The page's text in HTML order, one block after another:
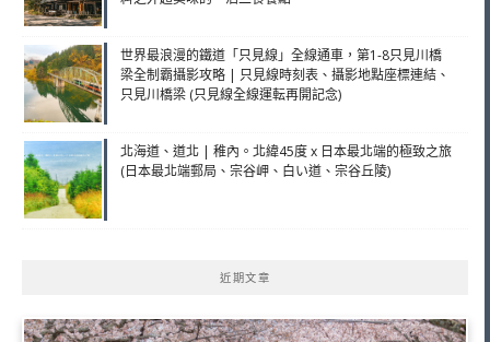
世界最浪漫的鐵道「只見線」全線通車，第1-8只見川橋
梁全制霸攝影攻略 | 只見線時刻表、攝影地點座標連結、
只見川橋梁 (只見線全線運転再開記念)
北海道、道北 | 稚內。北緯45度 x 日本最北端的極致之旅
(日本最北端郵局、宗谷岬、白い道、宗谷丘陵)
近期文章